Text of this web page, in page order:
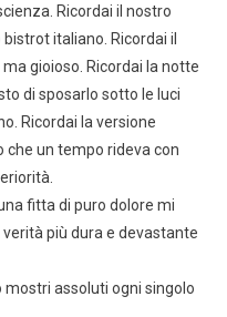
Ricordai il nostro
italiano. Ricordai il
gioioso. Ricordai la notte
di sposarlo sotto le luci
Ricordai la versione
che un tempo rideva con
fitta di puro dolore mi
più dura e devastante
mostri assoluti ogni singolo